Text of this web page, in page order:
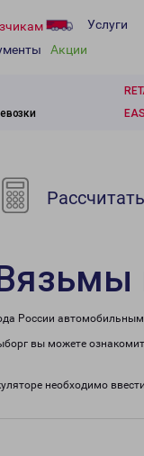
Услуги
Акции
России
вы можете
необходимо